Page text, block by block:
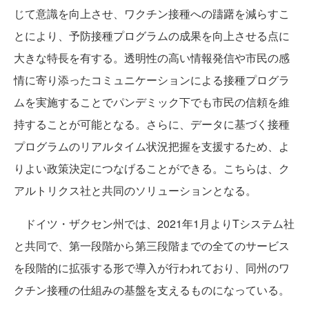
じて意識を向上させ、ワクチン接種への躊躇を減らすこ
とにより、予防接種プログラムの成果を向上させる点に
大きな特長を有する。透明性の高い情報発信や市民の感
情に寄り添ったコミュニケーションによる接種プログラ
ムを実施することでパンデミック下でも市民の信頼を維
持することが可能となる。さらに、データに基づく接種
プログラムのリアルタイム状況把握を支援するため、よ
りよい政策決定につなげることができる。こちらは、ク
アルトリクス社と共同のソリューションとなる。
ドイツ・ザクセン州では、2021年1月よりTシステム社
と共同で、第一段階から第三段階までの全てのサービス
を段階的に拡張する形で導入が行われており、同州のワ
クチン接種の仕組みの基盤を支えるものになっている。